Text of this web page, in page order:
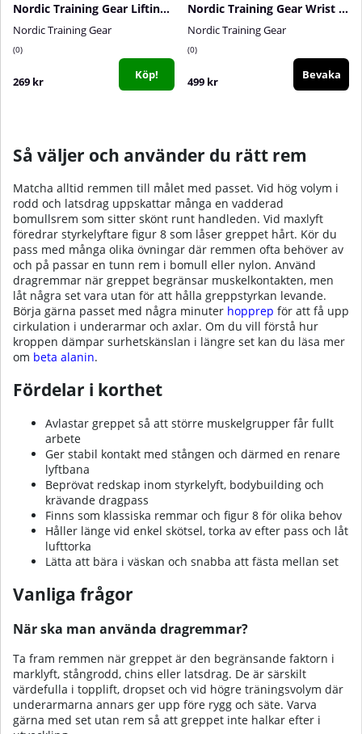
Nordic Training Gear Lifting Straps Leather
Nordic Training Gear
0
269 kr Köp!
Nordic Training Gear Wrist Straps (Wrist Cuffs)
Nordic Training Gear
0
499 kr Bevaka
Så väljer och använder du rätt rem
Matcha alltid remmen till målet med passet. Vid hög volym i
rodd och latsdrag uppskattar många en vadderad
bomullsrem som sitter skönt runt handleden. Vid maxlyft
föredrar styrkelyftare figur 8 som låser greppet hårt. Kör du
pass med många olika övningar där remmen ofta behöver av
och på passar en tunn rem i bomull eller nylon. Använd
dragremmar när greppet begränsar muskelkontakten, men
låt några set vara utan för att hålla greppstyrkan levande.
Börja gärna passet med några minuter hopprep för att få upp
cirkulation i underarmar och axlar. Om du vill förstå hur
kroppen dämpar surhetskänslan i längre set kan du läsa mer
om beta alanin.
Fördelar i korthet
Avlastar greppet så att större muskelgrupper får fullt
arbete
Ger stabil kontakt med stången och därmed en renare
lyftbana
Beprövat redskap inom styrkelyft, bodybuilding och
krävande dragpass
Finns som klassiska remmar och figur 8 för olika behov
Håller länge vid enkel skötsel, torka av efter pass och låt
lufttorka
Lätta att bära i väskan och snabba att fästa mellan set
Vanliga frågor
När ska man använda dragremmar?
Ta fram remmen när greppet är den begränsande faktorn i
marklyft, stångrodd, chins eller latsdrag. De är särskilt
värdefulla i topplift, dropset och vid högre träningsvolym där
underarmarna annars ger upp före rygg och säte. Varva
gärna med set utan rem så att greppet inte halkar efter i